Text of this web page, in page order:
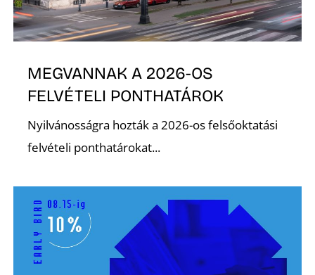
MEGVANNAK A 2026-OS
FELVÉTELI PONTHATÁROK
Nyilvánosságra hozták a 2026-os felsőoktatási
felvételi ponthatárokat...